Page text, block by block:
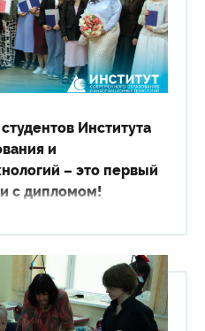
Института
и
– это первый
с дипломом!